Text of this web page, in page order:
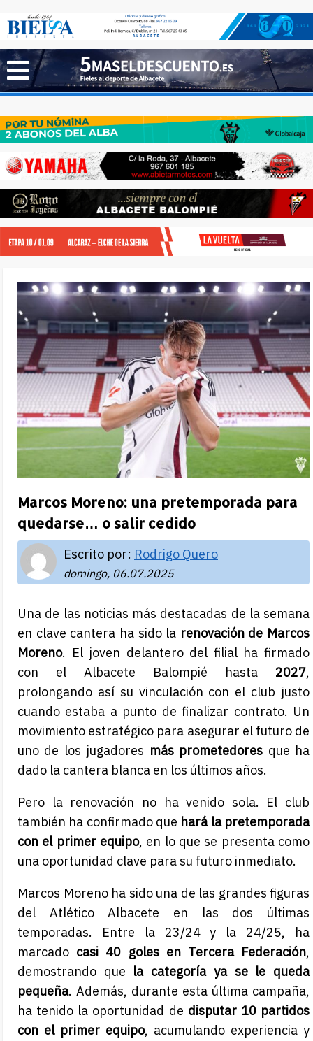
Marcos Moreno: una pretemporada para
quedarse… o salir cedido
Escrito por: Rodrigo Quero
domingo, 06.07.2025
Una de las noticias más destacadas de la semana
en clave cantera ha sido la renovación de Marcos
Moreno. El joven delantero del filial ha firmado
con el Albacete Balompié hasta 2027,
prolongando así su vinculación con el club justo
cuando estaba a punto de finalizar contrato. Un
movimiento estratégico para asegurar el futuro de
uno de los jugadores más prometedores que ha
dado la cantera blanca en los últimos años.
Pero la renovación no ha venido sola. El club
también ha confirmado que hará la pretemporada
con el primer equipo, en lo que se presenta como
una oportunidad clave para su futuro inmediato.
Marcos Moreno ha sido una de las grandes figuras
del Atlético Albacete en las dos últimas
temporadas. Entre la 23/24 y la 24/25, ha
marcado casi 40 goles en Tercera Federación,
demostrando que la categoría ya se le queda
pequeña. Además, durante esta última campaña,
ha tenido la oportunidad de disputar 10 partidos
con el primer equipo, acumulando experiencia y